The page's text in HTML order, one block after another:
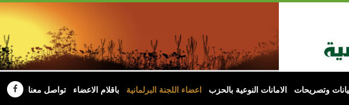
وتصريحات الامانات النوعية بالحزب اعضاء اللجنة البرلمانية باقلام الاعضاء تواصل معنا